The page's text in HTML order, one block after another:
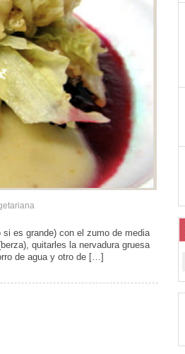
es grande) con el zumo de media
quitarles la nervadura gruesa
de agua y otro de […]